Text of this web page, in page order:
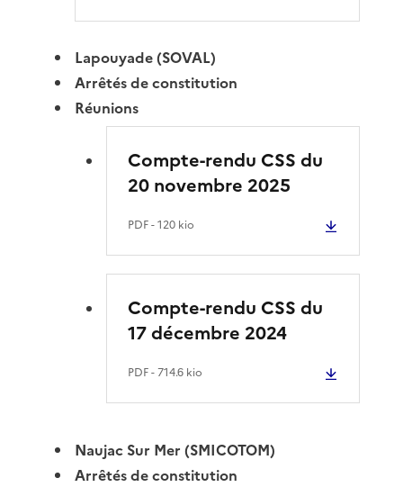
Lapouyade (SOVAL)
Arrêtés de constitution
Réunions
Compte-rendu CSS du
20 novembre 2025
PDF- 120 kio
Compte-rendu CSS du
17 décembre 2024
PDF- 714.6 kio
Naujac Sur Mer (SMICOTOM)
Arrêtés de constitution